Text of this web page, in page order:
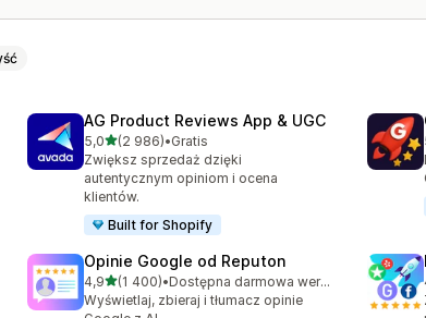
AG Product Reviews App & UGC
5,0na 5 gwiazdek
(2 986)
Łączna liczba recenzji: 2986
•Gratis
Zwiększ sprzedaż dzięki
autentycznym opiniom i ocena
klientów.
Built for Shopify
Opinie Google od Reputon
4,9na 5 gwiazdek
(1 400)
Łączna liczba recenzji: 1400
•
Dostępna darmowa wersja próbna
Wyświetlaj, zbieraj i tłumacz opinie